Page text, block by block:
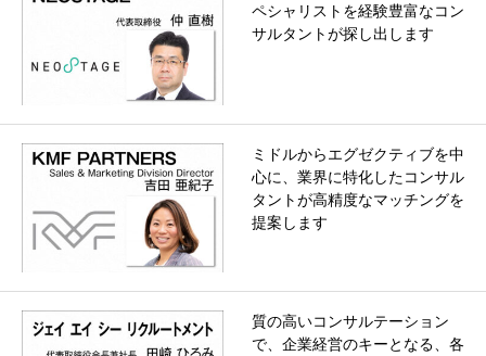
ペシャリストを経験豊富なコン
サルタントが探し出します
ミドルからエグゼクティブを中
心に、業界に特化したコンサル
タントが高精度なマッチングを
提案します
質の高いコンサルテーション
で、企業経営のキーとなる、各